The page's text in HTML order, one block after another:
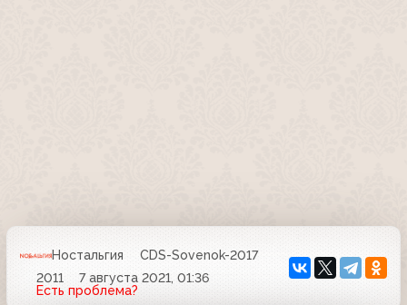
Ностальгия
CDS-Sovenok-2017
2011
7 августа 2021, 01:36
Есть проблема?